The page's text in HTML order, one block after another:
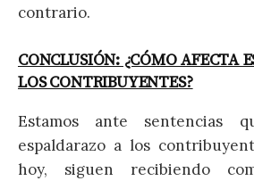
contrario.
CONCLUSIÓN: ¿CÓMO AFECTA
LOS CONTRIBUYENTES?
Estamos ante sentencias
espaldarazo a los
hoy, siguen recibiendo